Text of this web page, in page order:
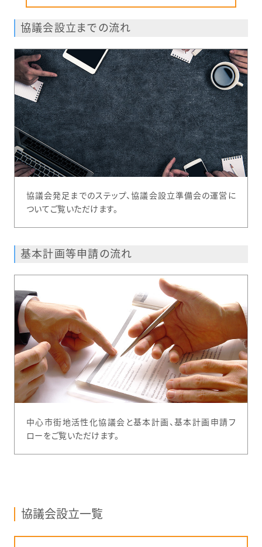
協議会設立までの流れ
協議会発足までのステップ、協議会設立準備会の運営に
ついてご覧いただけます。
基本計画等申請の流れ
中心市街地活性化協議会と基本計画、基本計画申請フ
ローをご覧いただけます。
協議会設立一覧